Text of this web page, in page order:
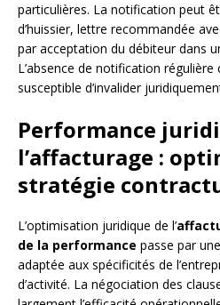
particulières. La notification peut
d’huissier, lettre recommandée
par acceptation du débiteur dans
L’absence de notification
susceptible d’invalider
Performance
l’affacturage :
stratégie
L’optimisation juridique de l’
de la performance passe par
adaptée aux spécificités de
d’activité. La négociation des